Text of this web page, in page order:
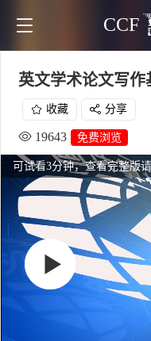
CCF
英文学术论文写作
收藏 分享
19643 免费浏览
可试看3分钟，查看完整版